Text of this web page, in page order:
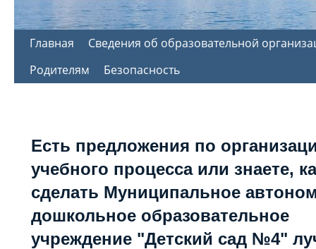
Перейти
Главная
Сведения об образовательной
Родителям
Безопасность
Есть предложения по
учебного процесса или знаете,
сделать Муниципальное
дошкольное образовательное
учреждение "Детский сад №4"